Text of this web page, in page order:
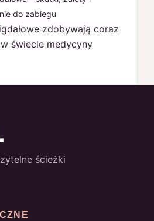
do zabiegu
zdobywają coraz
świecie medycyny
ścieżki